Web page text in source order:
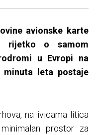
avionske karte
rijetko o samom
u Evropi na
minuta leta postaje
na ivicama litica
prostor za